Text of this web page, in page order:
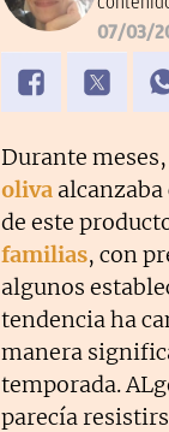
07/03/
Durante
oliva
de este
familias, con
algunos
tendencia ha
manera
temporada.
parecía